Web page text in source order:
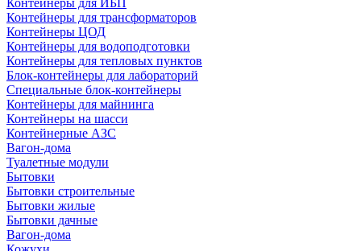
Контейнеры для ИБП
Контейнеры для трансформаторов
Контейнеры ЦОД
Контейнеры для водоподготовки
Контейнеры для тепловых пунктов
Блок-контейнеры для лабораторий
Специальные блок-контейнеры
Контейнеры для майнинга
Контейнеры на шасси
Контейнерные АЗС
Вагон-дома
Туалетные модули
Бытовки
Бытовки строительные
Бытовки жилые
Бытовки дачные
Вагон-дома